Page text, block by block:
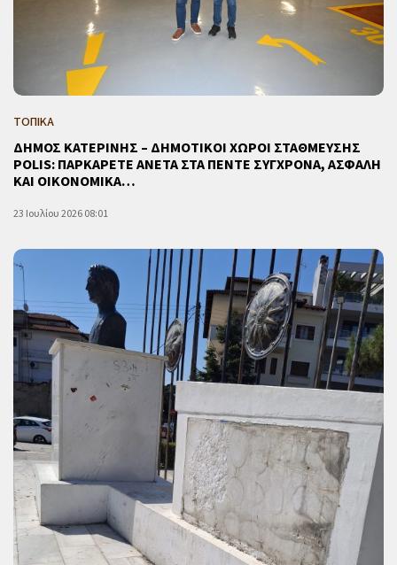
ΤΟΠΙΚΑ
ΔΗΜΟΣ ΚΑΤΕΡΙΝΗΣ – ΔΗΜΟΤΙΚΟΙ ΧΩΡΟΙ ΣΤΑΘΜΕΥΣΗΣ
POLIS: ΠΑΡΚΑΡΕΤΕ ΑΝΕΤΑ ΣΤΑ ΠΕΝΤΕ ΣΥΓΧΡΟΝΑ, ΑΣΦΑΛΗ
ΚΑΙ ΟΙΚΟΝΟΜΙΚΑ…
23 Ιουλίου 2026 08:01